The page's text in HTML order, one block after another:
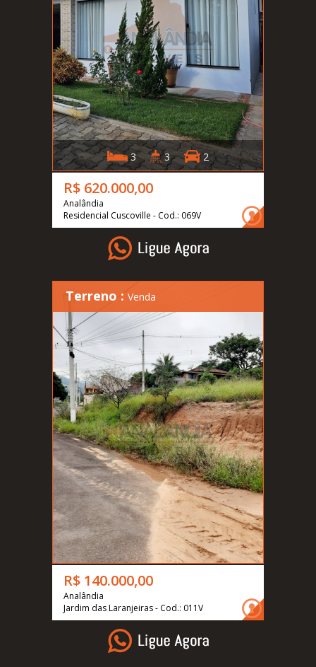
3 3 2
R$ 620.000,00
Analândia
Residencial Cuscoville - Cod.: 069V
Terreno : Venda
R$ 140.000,00
Analândia
Jardim das Laranjeiras - Cod.: 011V